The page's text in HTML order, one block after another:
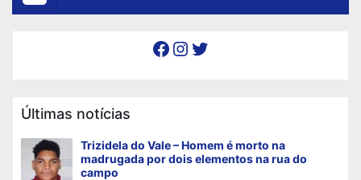
Facebook Instagram Twitter
Últimas notícias
Trizidela do Vale – Homem é morto na
madrugada por dois elementos na rua do
campo